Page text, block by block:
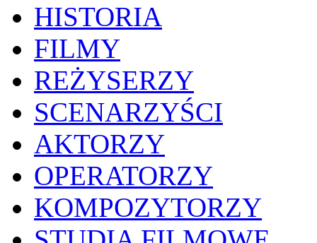
HISTORIA
FILMY
REŻYSERZY
SCENARZYŚCI
AKTORZY
OPERATORZY
KOMPOZYTORZY